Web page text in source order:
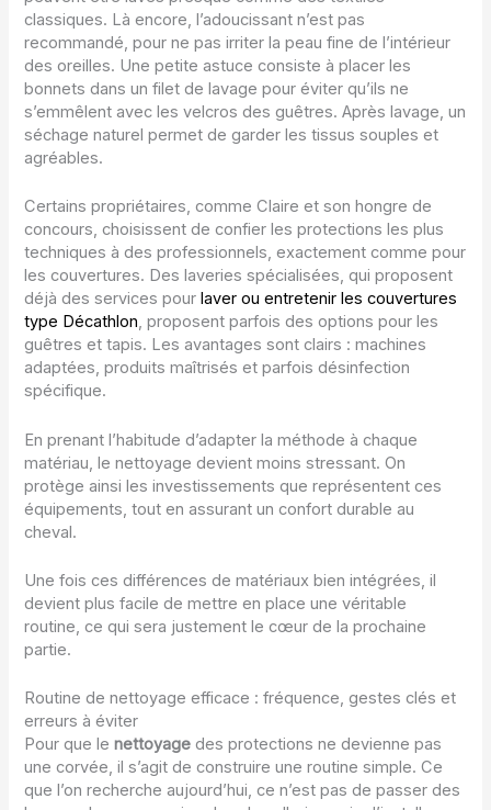
classiques. Là encore, l’adoucissant n’est pas
recommandé, pour ne pas irriter la peau fine de l’intérieur
des oreilles. Une petite astuce consiste à placer les
bonnets dans un filet de lavage pour éviter qu’ils ne
s’emmêlent avec les velcros des guêtres. Après lavage, un
séchage naturel permet de garder les tissus souples et
agréables.
Certains propriétaires, comme Claire et son hongre de
concours, choisissent de confier les protections les plus
techniques à des professionnels, exactement comme pour
les couvertures. Des laveries spécialisées, qui proposent
déjà des services pourlaver ou entretenir les couvertures
type Décathlon, proposent parfois des options pour les
guêtres et tapis. Les avantages sont clairs : machines
adaptées, produits maîtrisés et parfois désinfection
spécifique.
En prenant l’habitude d’adapter la méthode à chaque
matériau, le nettoyage devient moins stressant. On
protège ainsi les investissements que représentent ces
équipements, tout en assurant un confort durable au
cheval.
Une fois ces différences de matériaux bien intégrées, il
devient plus facile de mettre en place une véritable
routine, ce qui sera justement le cœur de la prochaine
partie.
Routine de nettoyage efficace : fréquence, gestes clés et
erreurs à éviter
Pour que lenettoyage des protections ne devienne pas
une corvée, il s’agit de construire une routine simple. Ce
que l’on recherche aujourd’hui, ce n’est pas de passer des